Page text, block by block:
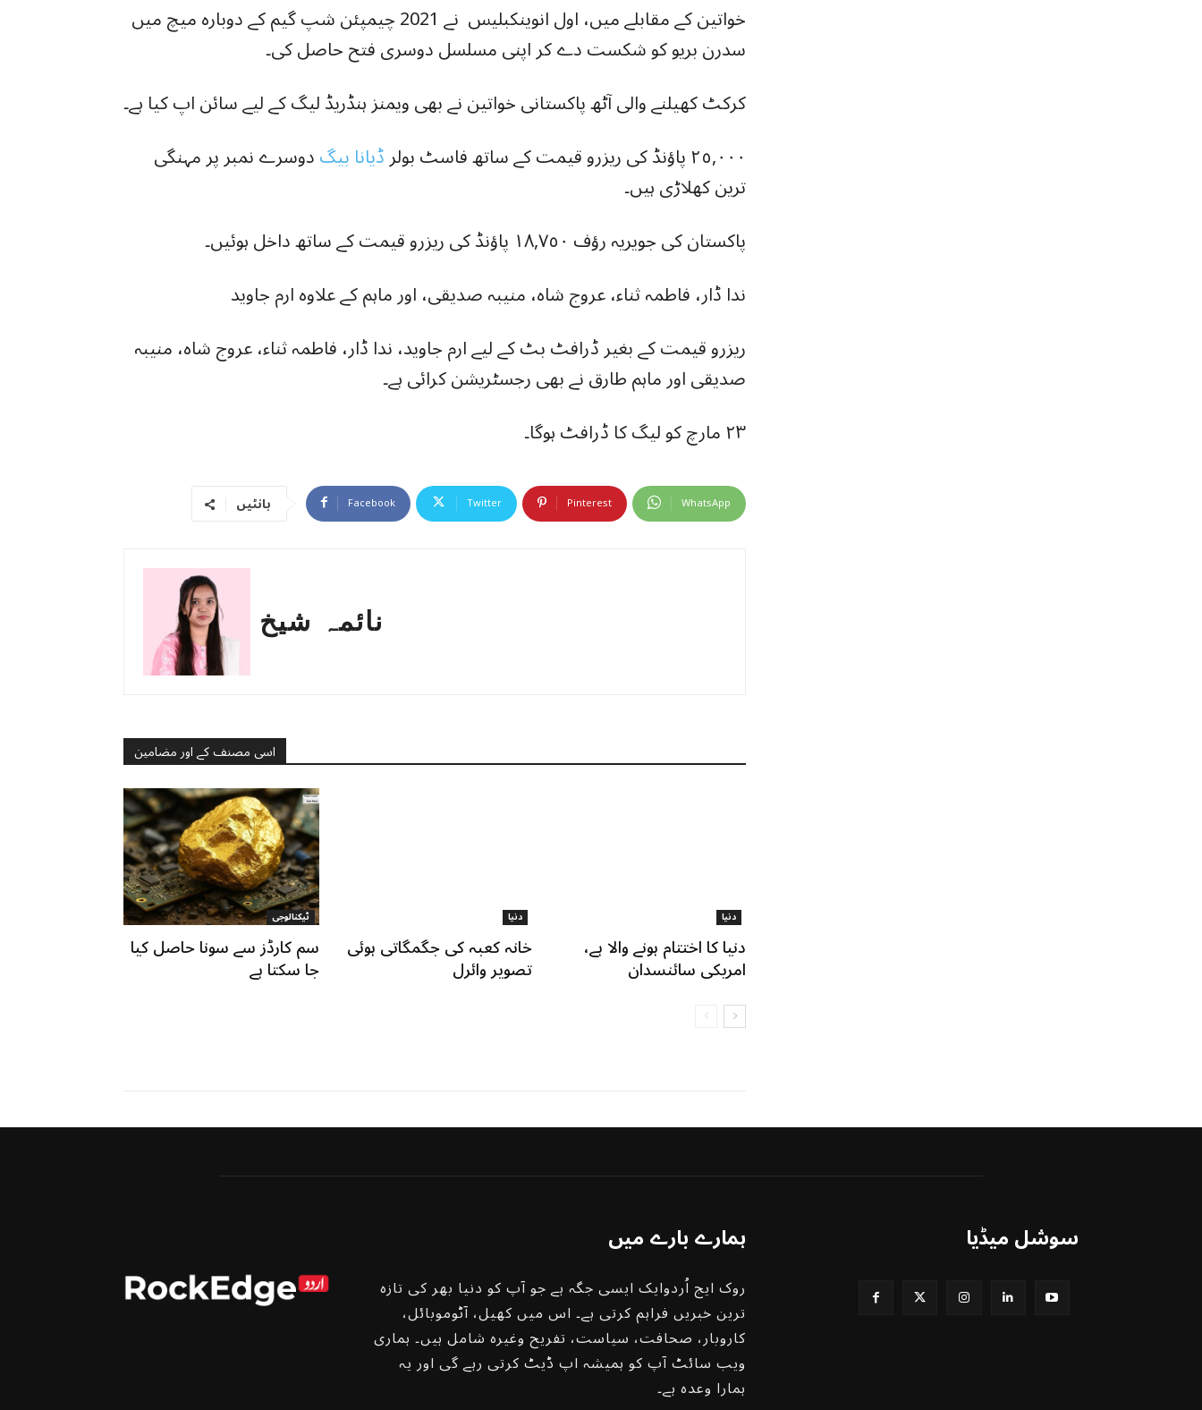
خواتین کے مقابلے میں، اول انوینکبلیس نے 2021 چیمپئن شپ گیم کے دوبارہ میچ میں
سدرن بریو کو شکست دے کر اپنی مسلسل دوسری فتح حاصل کی۔
کرکٹ کھیلنے والی آٹھ پاکستانی خواتین نے بھی ویمنز ہنڈریڈ لیگ کے لیے سائن اپ کیا ہے۔
٢٥,٠٠٠ پاؤنڈ کی ریزرو قیمت کے ساتھ فاسٹ بولر
ڈیانا بیگدوسرے نمبر پر مہنگی
ترین کھلاڑی ہیں۔
پاکستان کی جویریہ رؤف ١٨,٧٥٠ پاؤنڈ کی ریزرو قیمت کے ساتھ داخل ہوئیں۔
ندا ڈار، فاطمہ ثناء، عروج شاہ، منیبہ صدیقی، اور ماہم کے علاوہ ارم جاوید
ریزرو قیمت کے بغیر ڈرافٹ بٹ کے لیے ارم جاوید، ندا ڈار، فاطمہ ثناء، عروج شاہ، منیبہ
صدیقی اور ماہم طارق نے بھی رجسٹریشن کرائی ہے۔
٢٣ مارچ کو لیگ کا ڈرافٹ ہوگا۔
بانٹیں Facebook Twitter Pinterest WhatsApp
نائمہ شیخ
اسی مصنف کے اور مضامین
ٹیکنالوجی
سم کارڈز سے سونا حاصل کیا
جا سکتا ہے
دنیا
خانہ کعبہ کی جگمگاتی ہوئی
تصویر وائرل
دنیا
دنیا کا اختتام ہونے والا ہے،
امریکی سائنسدان
ہمارے بارے میں
روک ایج اُردوایک ایسی جگہ ہے جو آپ کو دنیا بھر کی تازہ
ترین خبریں فراہم کرتی ہے۔ اس میں کھیل، آٹوموبائل،
کاروبار، صحافت، سیاست، تفریح ​​وغیرہ شامل ہیں۔ ہماری
ویب سائٹ آپ کو ہمیشہ اپ ڈیٹ کرتی رہے گی اور یہ
ہمارا وعدہ ہے۔
سوشل میڈیا